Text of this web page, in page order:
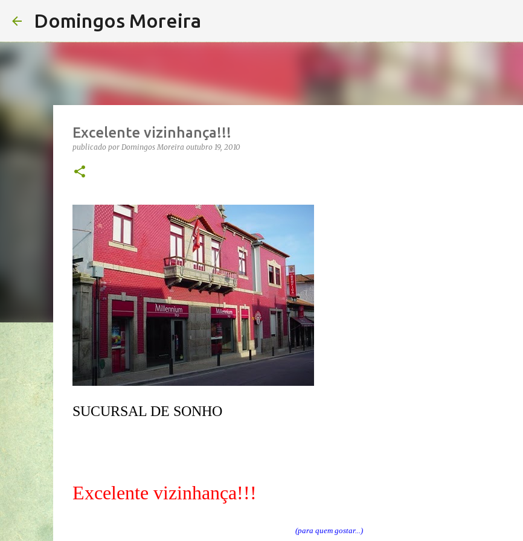
Domingos Moreira
Excelente vizinhança!!!
publicado por Domingos Moreira outubro 19, 2010
SUCURSAL DE SONHO
Excelente vizinhança!!!
(para quem gostar...)